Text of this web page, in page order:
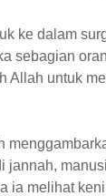
ke dalam
sebagian
Allah untuk
jannah,
ia melihat